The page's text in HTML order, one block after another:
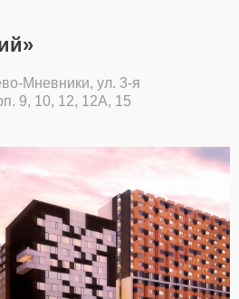
Мневники, ул. 3-я
9, 10, 12, 12А, 15